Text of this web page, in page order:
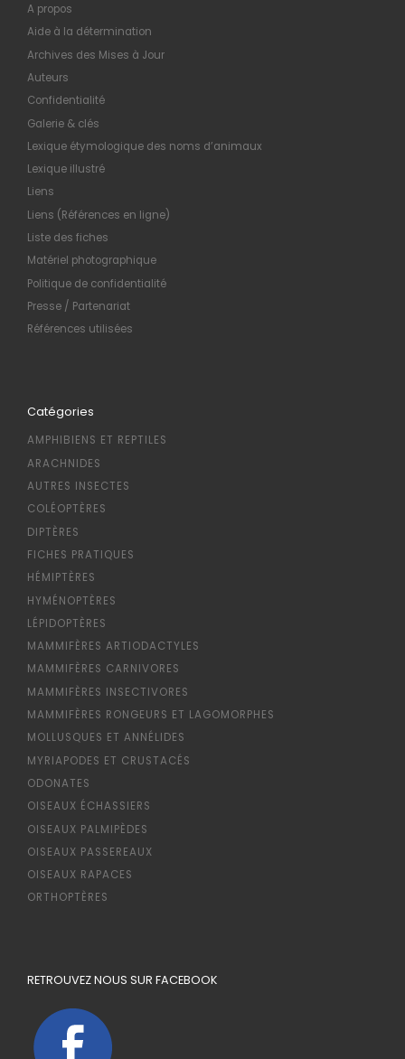
A propos
Aide à la détermination
Archives des Mises à Jour
Auteurs
Confidentialité
Galerie & clés
Lexique étymologique des noms d’animaux
Lexique illustré
Liens
Liens (Références en ligne)
Liste des fiches
Matériel photographique
Politique de confidentialité
Presse / Partenariat
Références utilisées
Catégories
AMPHIBIENS ET REPTILES
ARACHNIDES
AUTRES INSECTES
COLÉOPTÈRES
DIPTÈRES
FICHES PRATIQUES
HÉMIPTÈRES
HYMÉNOPTÈRES
LÉPIDOPTÈRES
MAMMIFÈRES ARTIODACTYLES
MAMMIFÈRES CARNIVORES
MAMMIFÈRES INSECTIVORES
MAMMIFÈRES RONGEURS ET LAGOMORPHES
MOLLUSQUES ET ANNÉLIDES
MYRIAPODES ET CRUSTACÉS
ODONATES
OISEAUX ÉCHASSIERS
OISEAUX PALMIPÈDES
OISEAUX PASSEREAUX
OISEAUX RAPACES
ORTHOPTÈRES
RETROUVEZ NOUS SUR FACEBOOK